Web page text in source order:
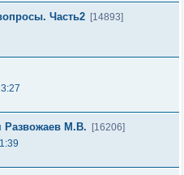
Часть2 [14893]
Развожаев М.В.
[16206]